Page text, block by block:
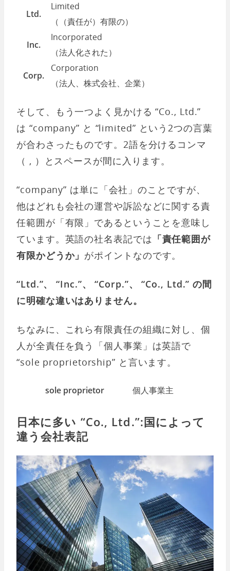
Ltd.
Limited
（（責任が）有限の）
Inc.
Incorporated
（法人化された）
Corp.
Corporation
（法人、株式会社、企業）
そして、もう一つよく見かける “Co., Ltd.”
は “company” と “limited” という2つの言葉
が合わさったものです。2語を分けるコンマ
（ , ）とスペースが間に入ります。
“company” は単に「会社」のことですが、
他はどれも会社の運営や訴訟などに関する責
任範囲が「有限」であるということを意味し
ています。英語の社名表記では 「責任範囲が
有限かどうか」 がポイントなのです。
“Ltd.”、 “Inc.”、 “Corp.”、 “Co., Ltd.” の間
に明確な違いはありません。
ちなみに、これら有限責任の組織に対し、個
人が全責任を負う「個人事業」は英語で
“sole proprietorship” と言います。
sole proprietor 個人事業主
日本に多い “Co., Ltd.”:国によって
違う会社表記